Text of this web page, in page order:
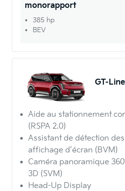
monorapport
385 hp
BEV
GT-Line
Aide au stationnement
(RSPA 2.0)
Assistant de détection
affichage d’écran (BVM)
Caméra panoramique
3D (SVM)
Head-Up Display